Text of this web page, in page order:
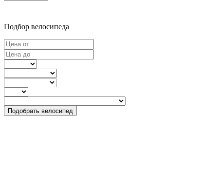
Подбор велосипеда
Подобрать велосипед